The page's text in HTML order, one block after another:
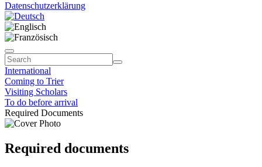
Datenschutzerklärung
International
Coming to Trier
Visiting Scholars
To do before arrival
Required Documents
Required documents